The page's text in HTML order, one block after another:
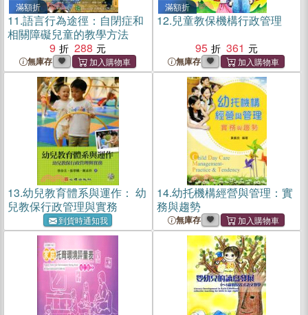
滿額折
11.語言行為途徑：自閉症和
相關障礙兒童的教學方法
9
288
無庫存
滿額折
12.兒童教保機構行政管理
95
361
無庫存
13.幼兒教育體系與運作： 幼
兒教保行政管理與實務
到貨時通知我
14.幼托機構經營與管理：實
務與趨勢
無庫存